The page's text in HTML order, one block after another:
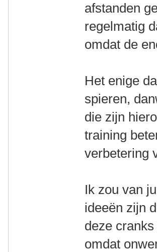
afstanden
regelmatig
omdat de
Het enige
spieren,
die zijn
training
verbetering
Ik zou van
ideeën zijn
deze
omdat